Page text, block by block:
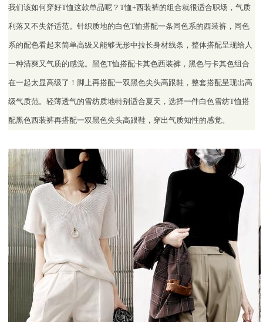
我们该如何穿好T恤这款单品呢？T恤+西装裤的组合就很适合职场，气质
利落又不失舒适范。针织质地的白色T恤搭配一条同色系的西装裤，同色
系的配色看起来简单高级又能够无形中拉长身材线条，整体搭配呈现给人
一种清爽又气质的感觉。黑色T恤搭配卡其色西装裤，黑色与卡其色组合
在一起太显高级了！脚上再搭配一双黑色尖头高跟鞋，整套搭配呈现出高
级气质范。轻薄透气的雪纺质地特别适合夏天，选择一件白色雪纺T恤搭
配黑色西装裤再搭配一双黑色尖头高跟鞋，穿出气质知性的感觉。